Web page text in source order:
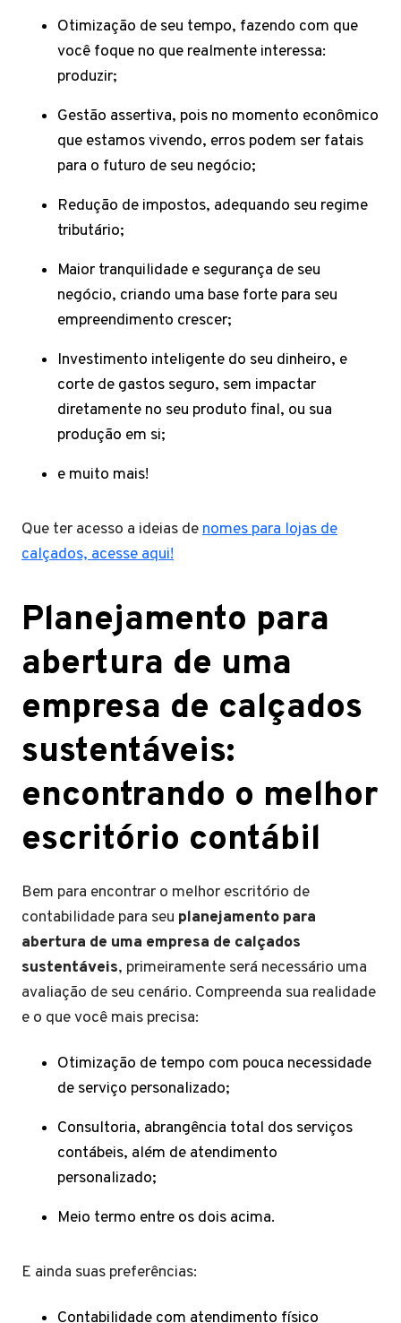
Otimização de seu tempo, fazendo com que
você foque no que realmente interessa:
produzir;
Gestão assertiva, pois no momento econômico
que estamos vivendo, erros podem ser fatais
para o futuro de seu negócio;
Redução de impostos, adequando seu regime
tributário;
Maior tranquilidade e segurança de seu
negócio, criando uma base forte para seu
empreendimento crescer;
Investimento inteligente do seu dinheiro, e
corte de gastos seguro, sem impactar
diretamente no seu produto final, ou sua
produção em si;
e muito mais!
Que ter acesso a ideias denomes para lojas de
calçados, acesse aqui!
Planejamento para
abertura de uma
empresa de calçados
sustentáveis:
encontrando o melhor
escritório contábil
Bem para encontrar o melhor escritório de
contabilidade para seu planejamento para
abertura de uma empresa de calçados
sustentáveis, primeiramente será necessário uma
avaliação de seu cenário. Compreenda sua realidade
e o que você mais precisa:
Otimização de tempo com pouca necessidade
de serviço personalizado;
Consultoria, abrangência total dos serviços
contábeis, além de atendimento
personalizado;
Meio termo entre os dois acima.
E ainda suas preferências:
Contabilidade com atendimento físico